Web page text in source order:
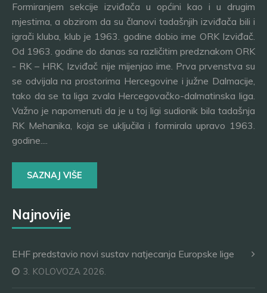
Formiranjem sekcije izviđača u općini kao i u drugim
mjestima, a obzirom da su članovi tadašnjih izviđača bili i
igrači kluba, klub je 1963. godine dobio ime ORK Izviđač.
Od 1963. godine do danas sa različitim predznakom ORK
- RK – HRK, Izviđač nije mijenjao ime. Prva prvenstva su
se odvijala na prostorima Hercegovine i južne Dalmacije,
tako da se ta liga zvala Hercegovačko-dalmatinska liga.
Važno je napomenuti da je u toj ligi sudionik bila tadašnja
RK Mehanika, koja se uključila i formirala upravo 1963.
godine....
SAZNAJ VIŠE
Najnovije
EHF predstavio novi sustav natjecanja Europske lige
3. KOLOVOZA 2026.